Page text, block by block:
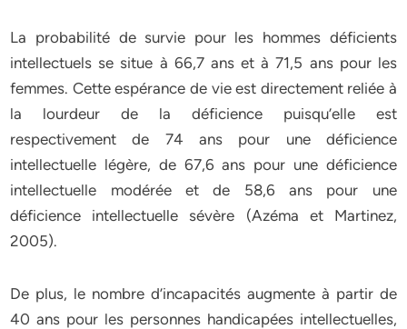
La probabilité de survie pour les hommes déficients
intellectuels se situe à 66,7 ans et à 71,5 ans pour les
femmes. Cette espérance de vie est directement reliée à
la lourdeur de la déficience puisqu’elle est
respectivement de 74 ans pour une déficience
intellectuelle légère, de 67,6 ans pour une déficience
intellectuelle modérée et de 58,6 ans pour une
déficience intellectuelle sévère (Azéma et Martinez,
2005).
De plus, le nombre d’incapacités augmente à partir de
40 ans pour les personnes handicapées intellectuelles,